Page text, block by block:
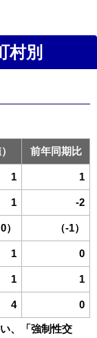
村別
前年同期比
1 1
1 -2
） （-1）
1 0
1 1
4 0
、「強制性交